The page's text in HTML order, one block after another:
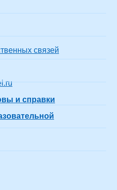
связей
и справки